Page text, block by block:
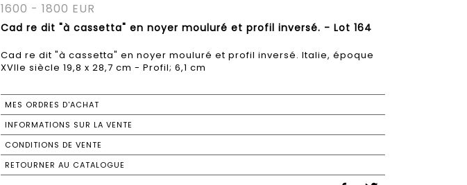
1600 - 1800 EUR
Cad re dit "à cassetta" en noyer mouluré et profil inversé. - Lot 164
Cad re dit "à cassetta" en noyer mouluré et profil inversé. Italie, époque
XVIIe siècle 19,8 x 28,7 cm - Profil; 6,1 cm
MES ORDRES D'ACHAT
INFORMATIONS SUR LA VENTE
CONDITIONS DE VENTE
RETOURNER AU CATALOGUE